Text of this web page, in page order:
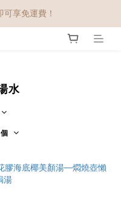
享9折；HK$1500享85折
享免運費！
：$270/3件；$510/6件
水